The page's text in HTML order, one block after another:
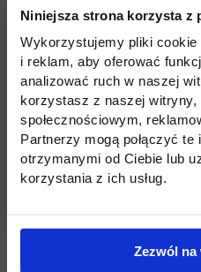
Niniejsza strona korzysta z
Wykorzystujemy pliki
i reklam, aby oferować
analizować ruch w naszej
korzystasz z naszej witryny,
społecznościowym,
Partnerzy mogą połączyć
otrzymanymi od Ciebie lub
korzystania z ich usług.
Zezwól
dostęp do sieci
znajdują się punkty
dyspozycji strefy
kanapki, dania obiadowe
napoje, a także wypić
budynkami znajdują się
monitoringiem , na których
Kampus Jutrzenki